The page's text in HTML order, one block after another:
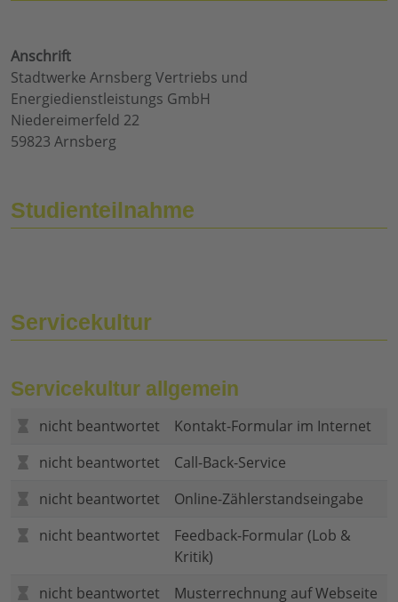
Anschrift
Stadtwerke Arnsberg Vertriebs und
Energiedienstleistungs GmbH
Niedereimerfeld 22
59823 Arnsberg
Studienteilnahme
Servicekultur
Servicekultur allgemein
nicht beantwortet
Kontakt-Formular im Internet
nicht beantwortet
Call-Back-Service
nicht beantwortet
Online-Zählerstandseingabe
nicht beantwortet
Feedback-Formular (Lob &
Kritik)
nicht beantwortet
Musterrechnung auf Webseite